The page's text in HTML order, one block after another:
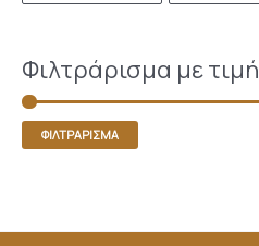
Φιλτράρισμα με τιμή
ΦΙΛΤΡΆΡΙΣΜΑ